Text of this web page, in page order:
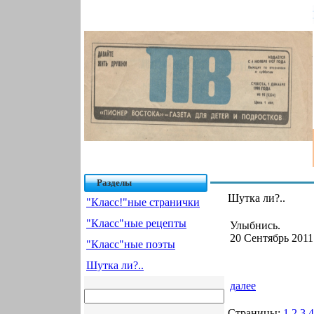
Разделы
"Класс!"ные странички
"Класс"ные рецепты
"Класс"ные поэты
Шутка ли?..
Шутка ли?..
Улыбнись.
20 Сентябрь
далее